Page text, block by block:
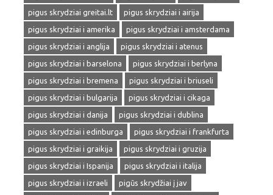
pigus skrydziai greitai.lt
pigus skrydziai i airija
pigus skrydziai i amerika
pigus skrydziai i amsterdama
pigus skrydziai i anglija
pigus skrydziai i atenus
pigus skrydziai i barselona
pigus skrydziai i berlyna
pigus skrydziai i bremena
pigus skrydziai i briuseli
pigus skrydziai i bulgarija
pigus skrydziai i cikaga
pigus skrydziai i danija
pigus skrydziai i dublina
pigus skrydziai i edinburga
pigus skrydziai i frankfurta
pigus skrydziai i graikija
pigus skrydziai i gruzija
pigus skrydziai i Ispanija
pigus skrydziai i italija
pigus skrydziai i izraeli
pigūs skrydžiai į jav